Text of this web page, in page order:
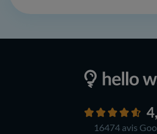
16474 avis